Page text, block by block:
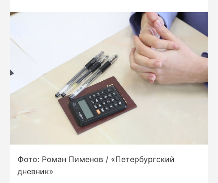
Фото: Роман Пименов / «Петербургский
дневник»